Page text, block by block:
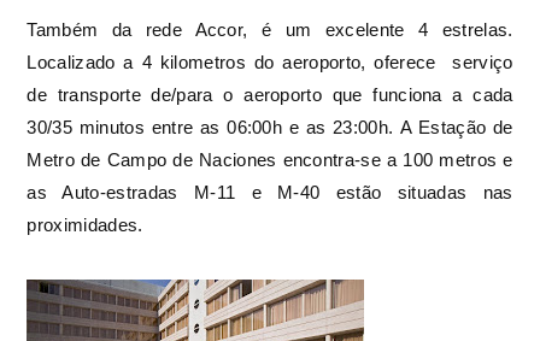
Também da rede Accor, é um excelente 4 estrelas.
Localizado a 4 kilometros do aeroporto, ofereceserviço
de transporte de/para o aeroporto que funciona a cada
30/35 minutos entre as 06:00h e as 23:00h.A Estação de
Metro de Campo de Naciones encontra-se a 100 metros e
as Auto-estradas M-11 e M-40 estão situadas nas
proximidades.